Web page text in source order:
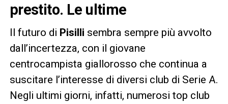
prestito. Le ultime
Il futuro di Pisilli sembra sempre più avvolto
dall’incertezza, con il giovane
centrocampista giallorosso che continua a
suscitare l’interesse di diversi club di Serie A.
Negli ultimi giorni, infatti, numerosi top club